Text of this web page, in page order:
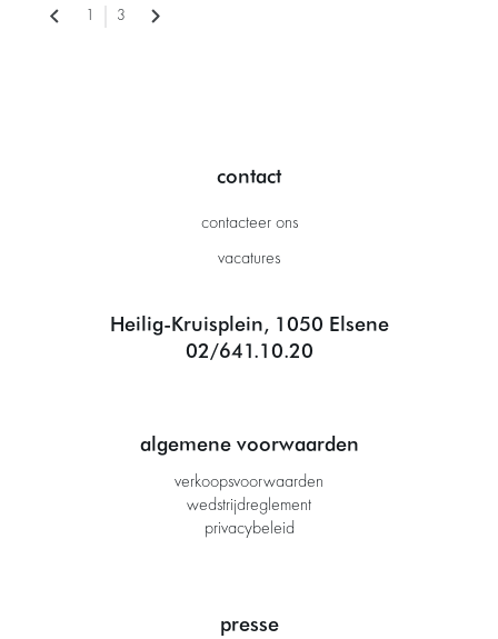
3
contact
contacteer ons
vacatures
Heilig-Kruisplein, 1050 Elsene
02/641.10.20
algemene voorwaarden
verkoopsvoorwaarden
wedstrijdreglement
privacybeleid
presse